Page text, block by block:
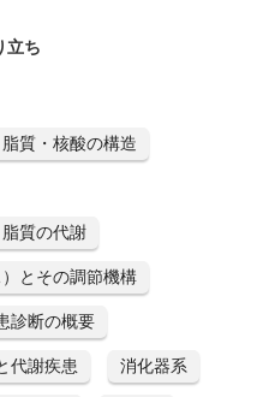
立ち
質・核酸の構造
質の代謝
とその調節機構
診断の概要
代謝疾患 消化器系